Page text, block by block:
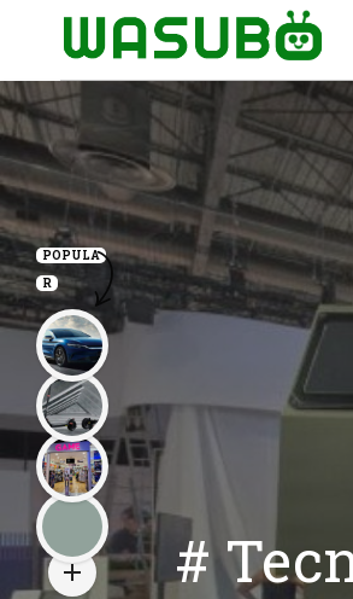
#
POPULA
R